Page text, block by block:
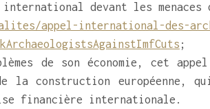
devant les
appel-international-des-
;
de son économie, cet
européenne, qui
financière internationale.